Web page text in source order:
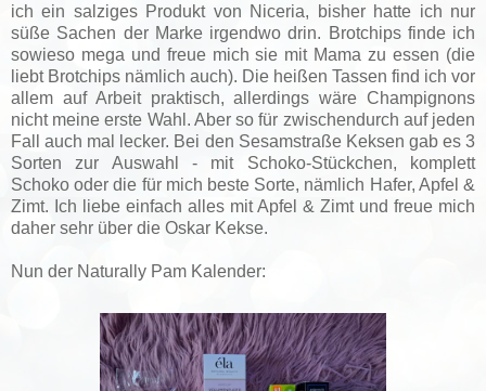
ich ein salziges Produkt von Niceria, bisher hatte ich nur
süße Sachen der Marke irgendwo drin. Brotchips finde ich
sowieso mega und freue mich sie mit Mama zu essen (die
liebt Brotchips nämlich auch). Die heißen Tassen find ich vor
allem auf Arbeit praktisch, allerdings wäre Champignons
nicht meine erste Wahl. Aber so für zwischendurch auf jeden
Fall auch mal lecker. Bei den Sesamstraße Keksen gab es 3
Sorten zur Auswahl - mit Schoko-Stückchen, komplett
Schoko oder die für mich beste Sorte, nämlich Hafer, Apfel &
Zimt. Ich liebe einfach alles mit Apfel & Zimt und freue mich
daher sehr über die Oskar Kekse.
Nun der Naturally Pam Kalender: